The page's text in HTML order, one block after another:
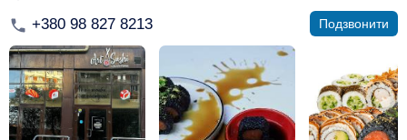
+380 98 827 8213 Подзвонити